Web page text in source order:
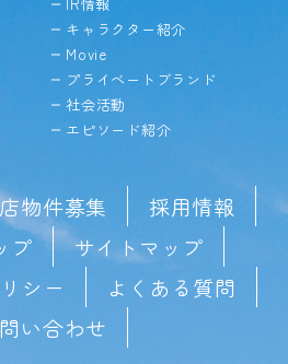
IR情報
キャラクター紹介
Movie
プライベートブランド
社会活動
エピソード紹介
物件募集
採用情報
プ
サイトマップ
シー
よくある質問
い合わせ